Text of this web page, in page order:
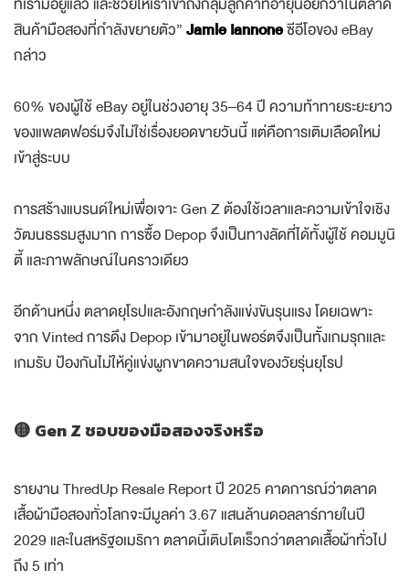
สินค้ามือสองที่กำลังขยายตัว”Jamie Iannoneซีอีโอของ eBay
กล่าว
60% ของผู้ใช้ eBay อยู่ในช่วงอายุ 35–64 ปี ความท้าทายระยะยาว
ของแพลตฟอร์มจึงไม่ใช่เรื่องยอดขายวันนี้ แต่คือการเติมเลือดใหม่
เข้าสู่ระบบ
การสร้างแบรนด์ใหม่เพื่อเจาะ Gen Z ต้องใช้เวลาและความเข้าใจเชิง
วัฒนธรรมสูงมาก การซื้อ Depop จึงเป็นทางลัดที่ได้ทั้งผู้ใช้ คอมมูนิ
ตี้ และภาพลักษณ์ในคราวเดียว
อีกด้านหนึ่ง ตลาดยุโรปและอังกฤษกำลังแข่งขันรุนแรง โดยเฉพาะ
จาก Vinted การดึง Depop เข้ามาอยู่ในพอร์ตจึงเป็นทั้งเกมรุกและ
เกมรับ ป้องกันไม่ให้คู่แข่งผูกขาดความสนใจของวัยรุ่นยุโรป
🟡 Gen Z ชอบของมือสองจริงหรือ
รายงาน ThredUp Resale Report ปี 2025 คาดการณ์ว่าตลาด
เสื้อผ้ามือสองทั่วโลกจะมีมูลค่า 3.67 แสนล้านดอลลาร์ภายในปี
2029 และในสหรัฐอเมริกา ตลาดนี้เติบโตเร็วกว่าตลาดเสื้อผ้าทั่วไป
ถึง 5 เท่า